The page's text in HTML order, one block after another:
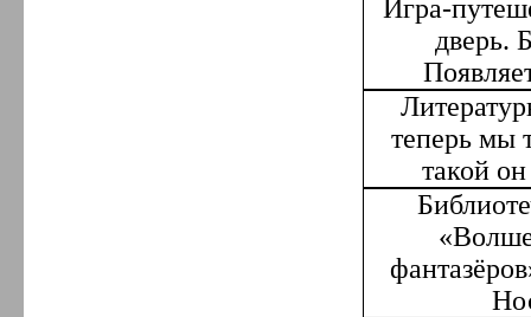
Игра-
дверь.
теперь мы
такой